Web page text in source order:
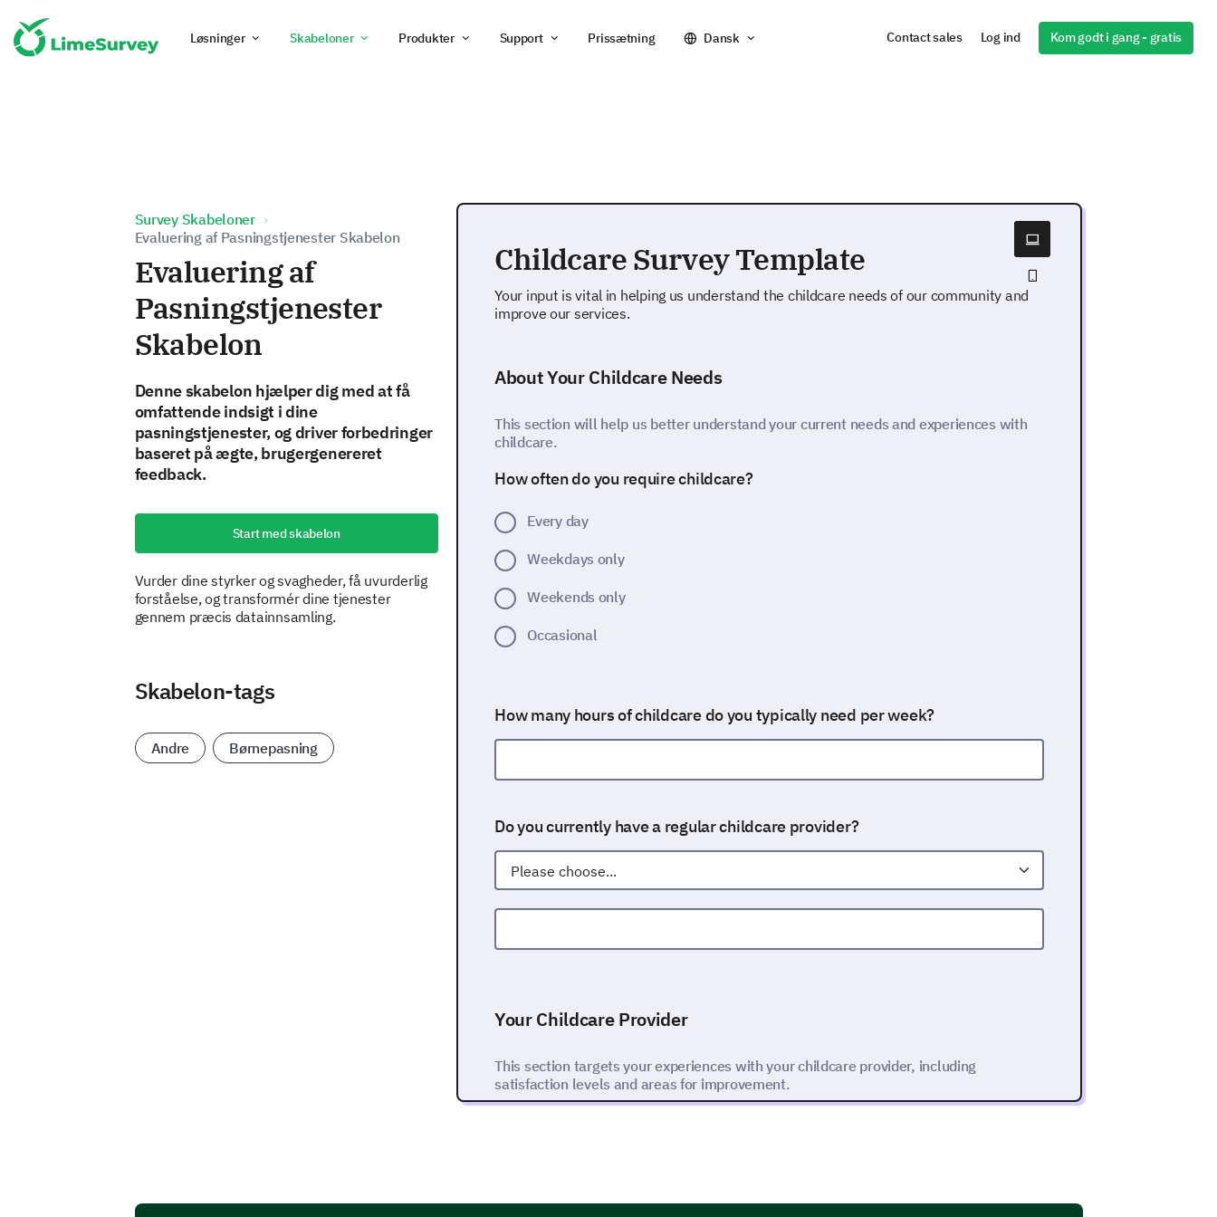
Løsninger Skabeloner Produkter Support Prissætning Dansk Contact sales Log ind Kom godt i gang - gratis
Survey Skabeloner
Evaluering af Pasningstjenester Skabelon
Evaluering af
Pasningstjenester
Skabelon
Denne skabelon hjælper dig med at få
omfattende indsigt i dine
pasningstjenester, og driver forbedringer
baseret på ægte, brugergenereret
feedback.
Start med skabelon
Vurder dine styrker og svagheder, få uvurderlig
forståelse, og transformér dine tjenester
gennem præcis datainnsamling.
Skabelon-tags
Andre Børnepasning
Childcare Survey Template
Your input is vital in helping us understand the childcare needs of our community and
improve our services.
About Your Childcare Needs
This section will help us better understand your current needs and experiences with
childcare.
How often do you require childcare?
Every day
Weekdays only
Weekends only
Occasional
How many hours of childcare do you typically need per week?
Do you currently have a regular childcare provider?
Other:
Your Childcare Provider
This section targets your experiences with your childcare provider, including
satisfaction levels and areas for improvement.
3- Neutral